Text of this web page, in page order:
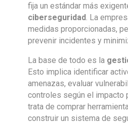
fija un estándar más
ciberseguridad . La
medidas proporcionadas,
prevenir incidentes y
La base de todo es la
Esto implica identificar
amenazas, evaluar
controles según el impacto
trata de comprar
construir un sistema de